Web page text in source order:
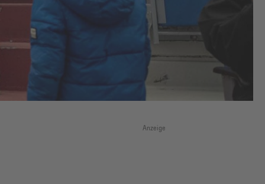
Anzeige